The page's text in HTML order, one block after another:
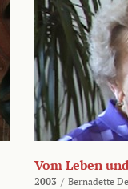
Vom Leben
2003 / Bernadette